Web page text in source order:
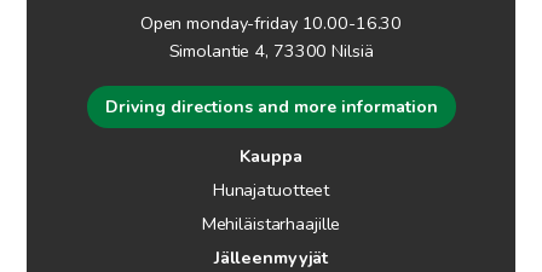
Open monday-friday 10.00-16.30
Simolantie 4, 73300 Nilsiä
Driving directions and more information
Kauppa
Hunajatuotteet
Mehiläistarhaajille
Jälleenmyyjät